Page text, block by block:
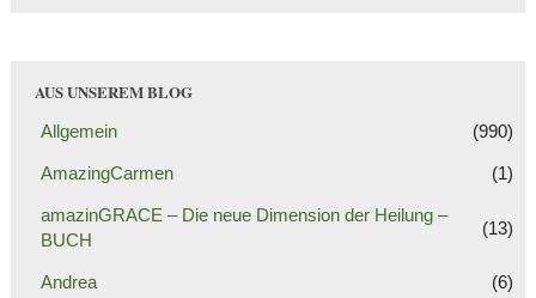
AUS UNSEREM BLOG
Allgemein (990)
AmazingCarmen (1)
amazinGRACE – Die neue Dimension der Heilung –
BUCH
(13)
Andrea (6)